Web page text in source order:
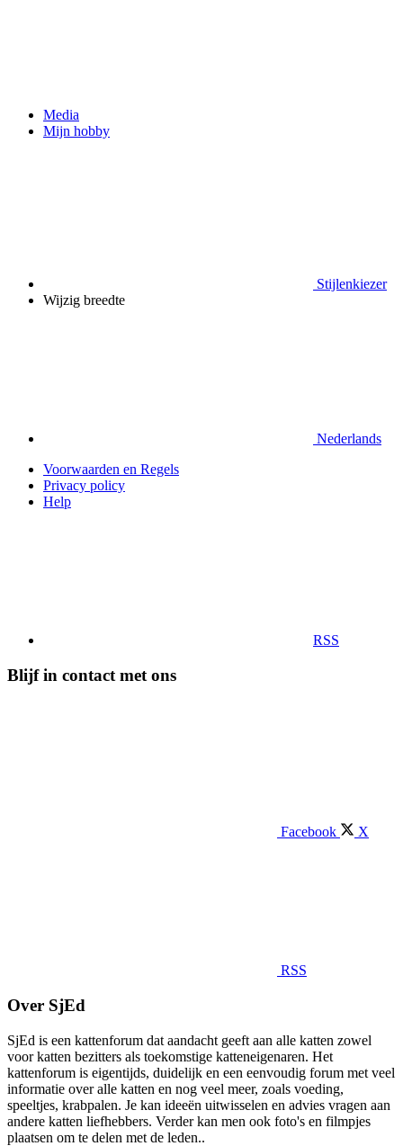
Media
Mijn hobby
Stijlenkiezer
Wijzig breedte
Nederlands
Voorwaarden en Regels
Privacy policy
Help
RSS
Blijf in contact met ons
Facebook X
RSS
Over SjEd
SjEd is een kattenforum dat aandacht geeft aan alle katten zowel
voor katten bezitters als toekomstige katteneigenaren. Het
kattenforum is eigentijds, duidelijk en een eenvoudig forum met veel
informatie over alle katten en nog veel meer, zoals voeding,
speeltjes, krabpalen. Je kan ideeën uitwisselen en advies vragen aan
andere katten liefhebbers. Verder kan men ook foto's en filmpjes
plaatsen om te delen met de leden..